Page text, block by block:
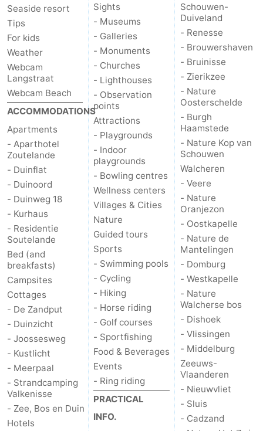
Seaside resort
Tips
For kids
Weather
Webcam
Langstraat
Webcam Beach
ACCOMMODATIONS
Apartments
- Aparthotel
Zoutelande
- Duinflat
- Duinoord
- Duinweg 18
- Kurhaus
- Residentie
Soutelande
Bed (and
breakfasts)
Campsites
Cottages
- De Zandput
- Duinzicht
- Joossesweg
- Kustlicht
- Meerpaal
- Strandcamping
Valkenisse
- Zee, Bos en Duin
Hotels
Sights
- Museums
- Galleries
- Monuments
- Churches
- Lighthouses
- Observation
points
Attractions
- Playgrounds
- Indoor
playgrounds
- Bowling centres
Wellness centers
Villages & Cities
Nature
Guided tours
Sports
- Swimming pools
- Cycling
- Hiking
- Horse riding
- Golf courses
- Sportfishing
Food & Beverages
Events
- Ring riding
PRACTICAL
INFO.
Schouwen-
Duiveland
- Renesse
- Brouwershaven
- Bruinisse
- Zierikzee
- Nature
Oosterschelde
- Burgh
Haamstede
- Nature Kop van
Schouwen
Walcheren
- Veere
- Nature
Oranjezon
- Oostkapelle
- Nature de
Mantelingen
- Domburg
- Westkapelle
- Nature
Walcherse bos
- Dishoek
- Vlissingen
- Middelburg
Zeeuws-
Vlaanderen
- Nieuwvliet
- Sluis
- Cadzand